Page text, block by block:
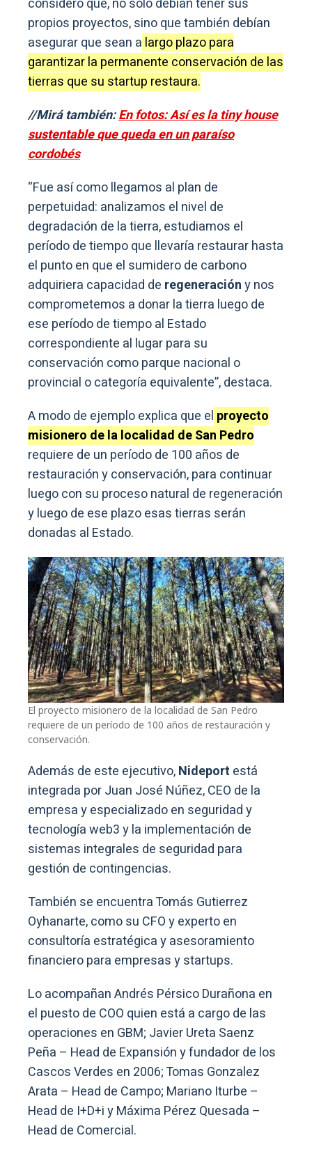
propios proyectos, sino que también debían
asegurar que sean a largo plazo para
garantizar la permanente conservación de las
tierras que su startup restaura.
//Mirá también:En fotos: Así es la tiny house
sustentable que queda en un paraíso
cordobés
“Fue así como llegamos al plan de
perpetuidad: analizamos el nivel de
degradación de la tierra, estudiamos el
período de tiempo que llevaría restaurar hasta
el punto en que el sumidero de carbono
adquiriera capacidad de regeneracióny nos
comprometemos a donar la tierra luego de
ese período de tiempo al Estado
correspondiente al lugar para su
conservación como parque nacional o
provincial o categoría equivalente”, destaca.
A modo de ejemplo explica que el proyecto
misionero de la localidad de San Pedro
requiere de un período de 100 años de
restauración y conservación, para continuar
luego con su proceso natural de regeneración
y luego de ese plazo esas tierras serán
donadas al Estado.
El proyecto misionero de la localidad de San Pedro
requiere de un período de 100 años de restauración y
conservación.
Además de este ejecutivo,Nideport está
integrada por Juan José Núñez, CEO de la
empresa y especializado en seguridad y
tecnología web3 y la implementación de
sistemas integrales de seguridad para
gestión de contingencias.
También se encuentra Tomás Gutierrez
Oyhanarte, como su CFO y experto en
consultoría estratégica y asesoramiento
financiero para empresas y startups.
Lo acompañan Andrés Pérsico Durañona en
el puesto de COO quien está a cargo de las
operaciones en GBM; Javier Ureta Saenz
Peña – Head de Expansión y fundador de los
Cascos Verdes en 2006; Tomas Gonzalez
Arata – Head de Campo; Mariano Iturbe –
Head de I+D+i y Máxima Pérez Quesada –
Head de Comercial.